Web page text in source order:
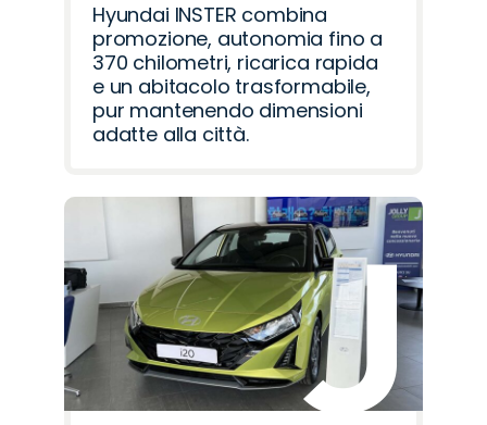
Hyundai INSTER combina
promozione, autonomia fino a
370 chilometri, ricarica rapida
e un abitacolo trasformabile,
pur mantenendo dimensioni
adatte alla città.